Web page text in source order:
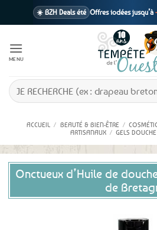
☀️ BZH Deals été Offres iodées jusqu’à
1 cadeau offertdès 39€
En point relais dès 3,95€
MENU
Recherche
pour :
ACCUEIL / BEAUTÉ & BIEN-ÊTRE /
ARTISANAUX / GELS
Onctueux d’Huile de
de